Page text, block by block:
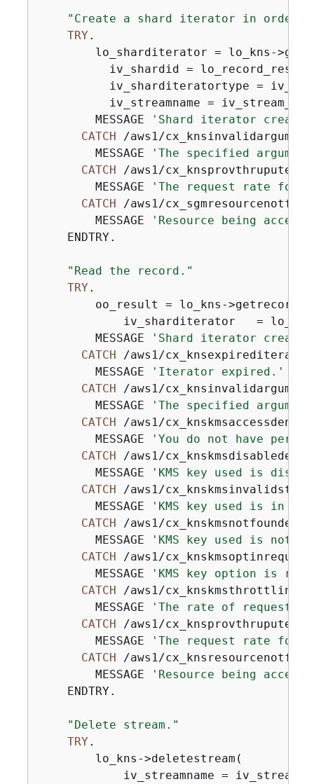
"Create a shard iterator in order
TRY .
lo_sharditerator = lo_kns-
iv_shardid =
iv_sharditeratortype =
iv_streamname =
        MESSAGE
'Shard iterator
CATCH /aws1/
        MESSAGE
'The specified
CATCH /aws1/
        MESSAGE
'The request rate for
CATCH /aws1/
        MESSAGE
'Resource being
    ENDTRY.
"Read the record."
TRY .
oo_result =
iv_sharditerator   =
        MESSAGE
'Shard iterator
CATCH /aws1/
        MESSAGE
'Iterator expired.'
CATCH /aws1/
        MESSAGE
'The specified
CATCH /aws1/
        MESSAGE
'You do not have
CATCH /aws1/cx_knskmsdisabledex.
        MESSAGE
'KMS key used is
CATCH /aws1/
        MESSAGE
'KMS key used is in
CATCH /aws1/cx_knskmsnotfoundex.
        MESSAGE
'KMS key used is not
CATCH /aws1/
        MESSAGE
'KMS key option is
CATCH /aws1/
        MESSAGE
'The rate of requests
CATCH /aws1/
        MESSAGE
'The request rate for
CATCH /aws1/
        MESSAGE
'Resource being
    ENDTRY.
"Delete stream."
TRY .
        lo_kns->deletestream(
iv_streamname =